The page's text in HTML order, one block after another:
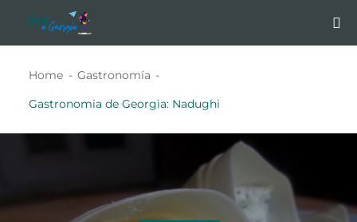
Home
Gastronomía
Gastronomia de Georgia: Nadughi